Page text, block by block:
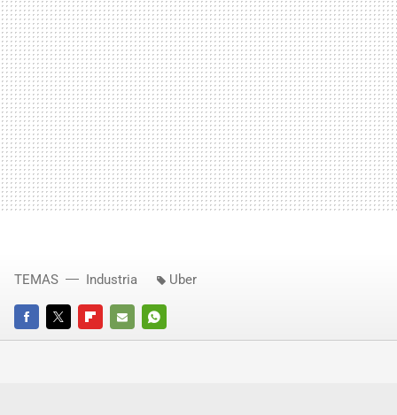
FACEBOOKTWITTERFLIPBOARD
E-
WHATSAPP
TEMAS Industria Uber